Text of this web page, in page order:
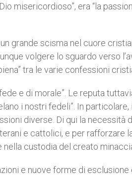
misericordioso”, era “la
grande scisma nel cuore
volgere lo sguardo verso
tra le varie confessioni
e di morale”. Le reputa
i nostri fedeli”. In
diverse. Di qui la necessità
e cattolici, e per rafforzare
custodia del creato
e nuove forme di esclusione